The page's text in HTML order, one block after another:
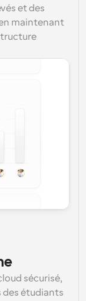
et des
maintenant
sécurisé,
des étudiants